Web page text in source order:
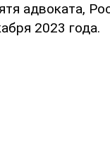
адвоката,
2023 года.